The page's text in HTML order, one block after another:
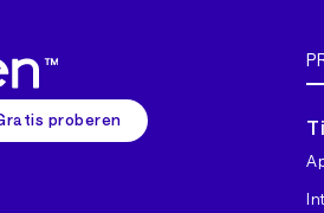
proberen